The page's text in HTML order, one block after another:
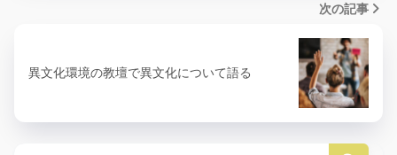
次の記事
異文化環境の教壇で異文化について語る